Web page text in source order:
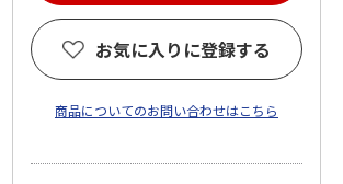
お気に入りに登録する
商品についてのお問い合わせはこちら